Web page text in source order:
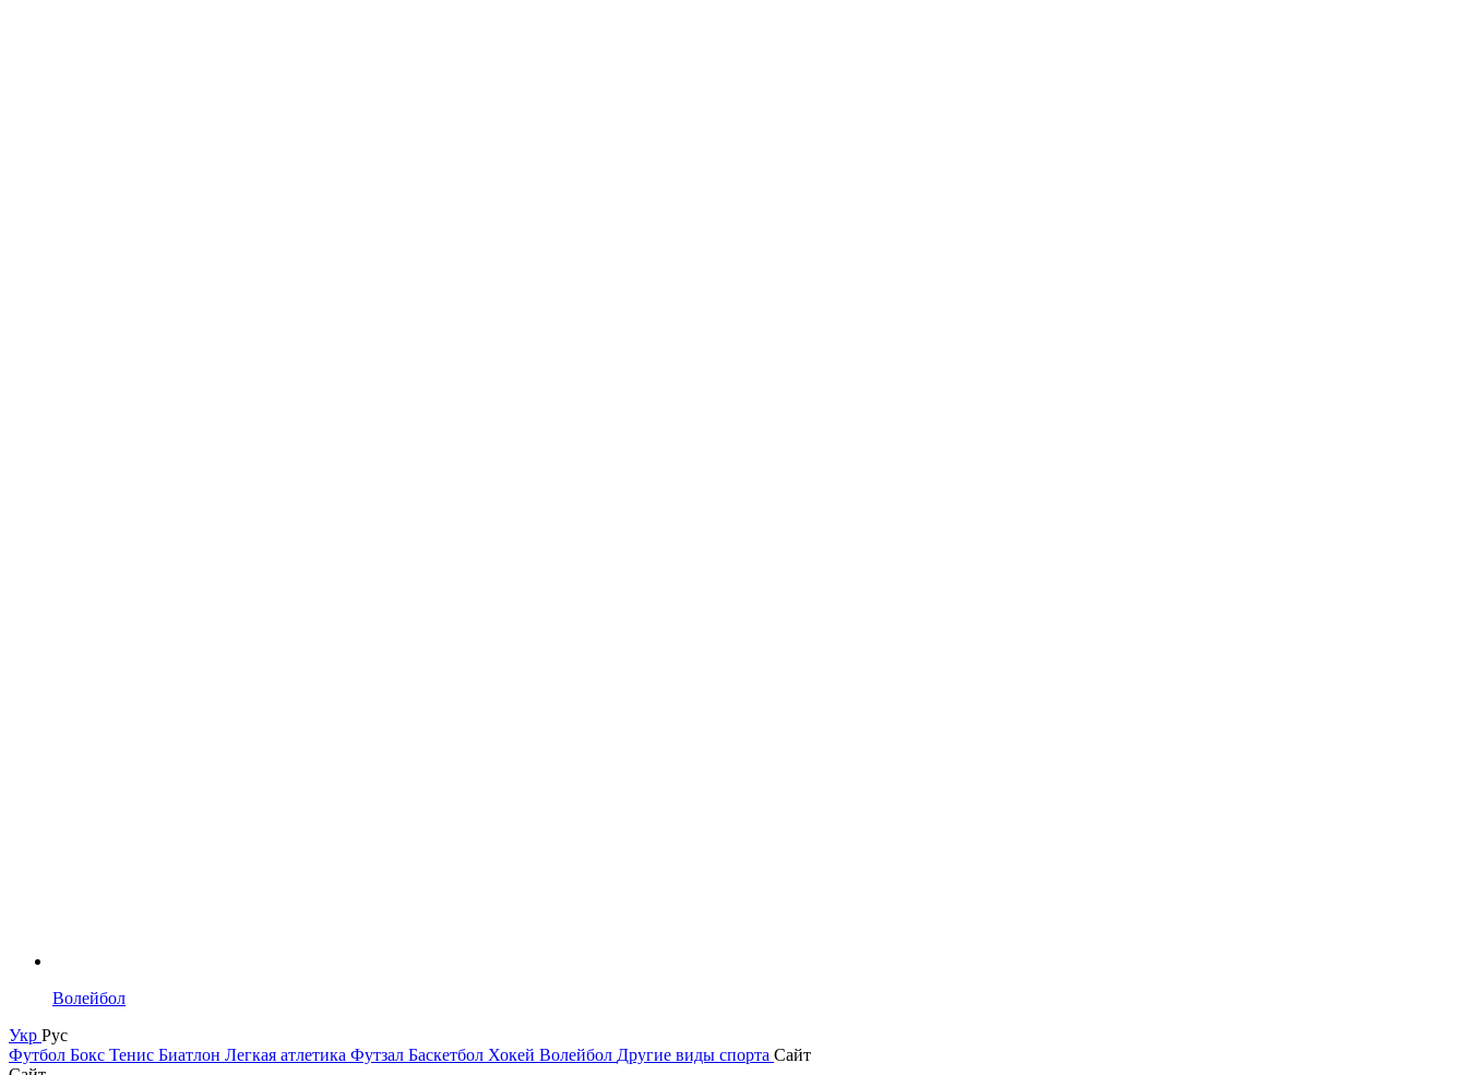
Волейбол
Укр Рус
Футбол Бокс Тенис Биатлон Легкая атлетика Футзал Баскетбол Хокей Волейбол Другие виды спорта Сайт